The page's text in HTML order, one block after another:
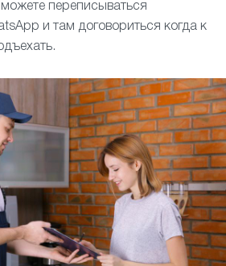
переписываться
и там договориться когда к